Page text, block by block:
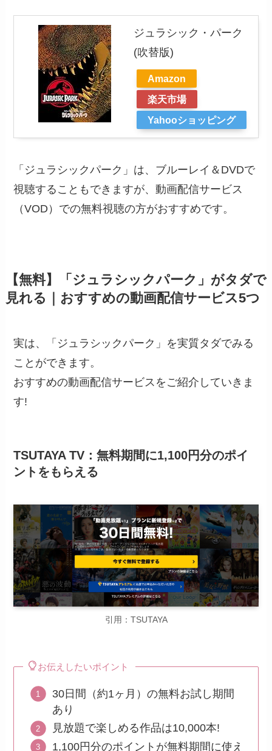
ジュラシック・パーク
(吹替版)
Amazon
楽天市場
Yahooショッピング
「ジュラシックパーク」は、ブルーレイ＆DVDで
視聴することもできますが、動画配信サービス
（VOD）での無料視聴の方がおすすめです。
【無料】「ジュラシックパーク」がタダで
見れる｜おすすめの動画配信サービス5つ
実は、「ジュラシックパーク」を実質タダでみる
ことができます。
おすすめの動画配信サービスをご紹介していきま
す!
TSUTAYA TV：無料期間に1,100円分のポイ
ントをもらえる
引用：TSUTAYA
お伝えしたいポイント
30日間（約1ヶ月）の無料お試し期間
あり
見放題で楽しめる作品は10,000本!
1,100円分のポイントが無料期間に使え